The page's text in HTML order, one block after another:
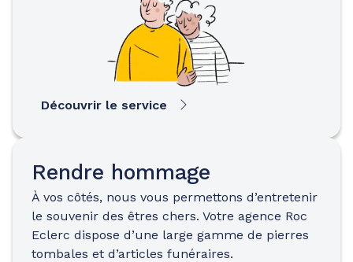
Découvrir le service
Rendre hommage
À vos côtés, nous vous permettons d’entretenir
le souvenir des êtres chers. Votre agence Roc
Eclerc dispose d’une large gamme de pierres
tombales et d’articles funéraires.